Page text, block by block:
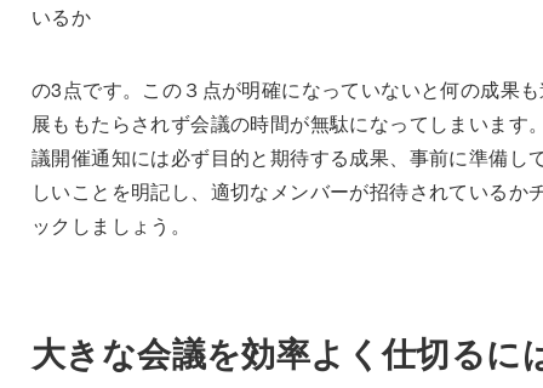
いるか
の3点です。この３点が明確になっていないと何の成果
展ももたらされず会議の時間が無駄になってしまいます
議開催通知には必ず目的と期待する成果、事前に準備し
しいことを明記し、適切なメンバーが招待されているか
ックしましょう。
大きな会議を効率よく仕切るに